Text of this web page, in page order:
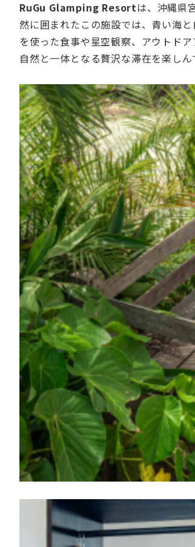
RuGu Glamping Resortは、沖縄県
然に囲まれたこの施設では、青い海
を使った食事や星空観察、アウトド
自然と一体となる贅沢な滞在を楽しん